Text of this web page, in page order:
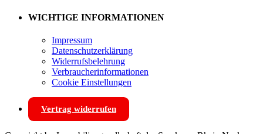
WICHTIGE INFORMATIONEN
Impressum
Datenschutzerklärung
Widerrufsbelehrung
Verbraucherinformationen
Cookie Einstellungen
Vertrag widerrufen